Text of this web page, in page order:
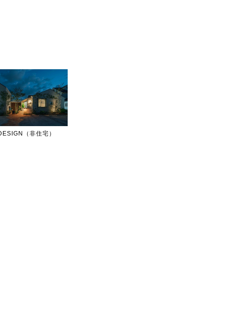
（非住宅）